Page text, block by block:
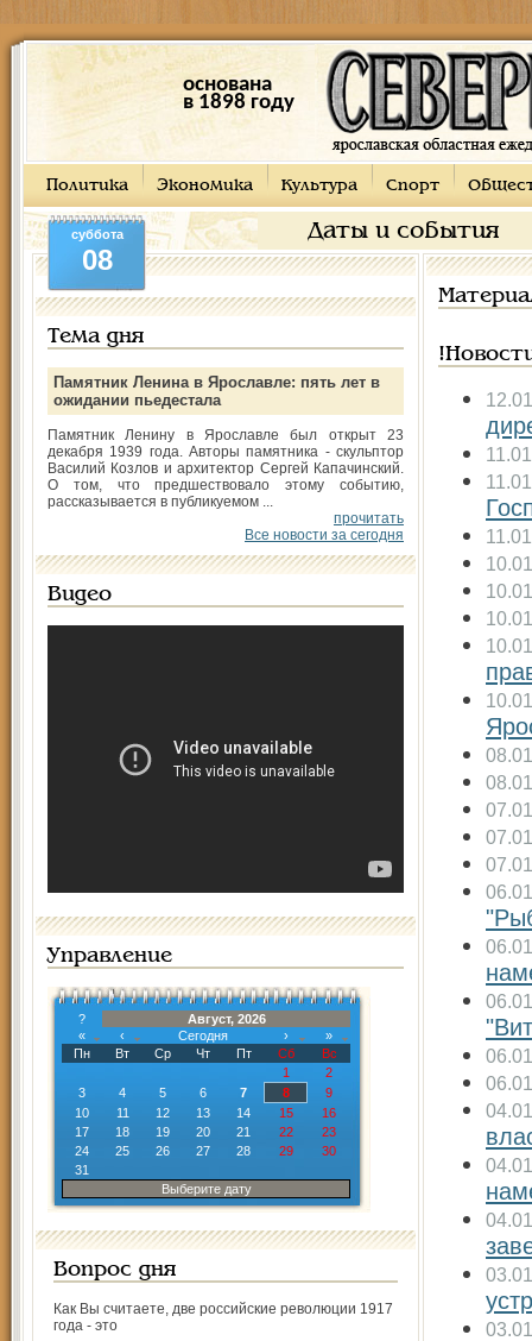
основана
в 1898 году
Политика Экономика Культура Спорт
Даты и события
суббота
08
Тема дня
Памятник Ленина в Ярославле: пять лет в
ожидании пьедестала
Памятник Ленину в Ярославле был открыт 23
декабря 1939 года. Авторы памятника - скульптор
Василий Козлов и архитектор Сергей Капачинский.
О том, что предшествовало этому событию,
рассказывается в публикуемом ...
прочитать
Все новости за сегодня
Видео
Управление
?
Август, 2026
«
‹ Сегодня ›
»
Пн
Вт Ср Чт Пт Сб
Вс
1
2
3
4 5 6 7 8
9
10
11 12 13 14 15
16
17
18 19 20 21 22
23
24
25 26 27 28 29
30
31
Выберите дату
Вопрос дня
Как Вы считаете, две российские революции 1917
года - это